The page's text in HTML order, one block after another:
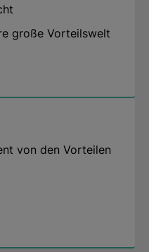
große Vorteilswelt
von den Vorteilen